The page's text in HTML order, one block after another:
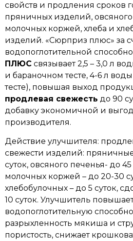
свойств и продления сроков
пряничных изделий, овсяного
молочных коржей, хлеба и
изделий. «Сюрприз плюс» за
водопоглотительной
ПЛЮС связывает 2,5 – 3,0 л
и бараночном тесте, 4-6 л
тесте), повышая выход
продлевая свежесть до 90
добавку экономичной и
производителя.
Действие улучшителя:
свежести изделий:
суток, овсяного печенья- до 45
молочных коржей – до 20-30
хлебобулочных – до 5 суток,
10 суток. Улучшитель
водопоглотительную
разрыхленность мякиша и
пористость, снижает